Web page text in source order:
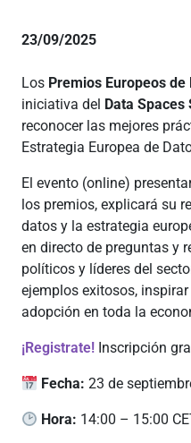
23/09/2025
Los Premios Europeos de
iniciativa del Data Spaces
reconocer las mejores
Estrategia Europea de
El evento (online)
los premios, explicará su
datos y la estrategia
en directo de preguntas y
políticos y líderes del
ejemplos exitosos,
adopción en toda la
¡Registrate! Inscripción
Fecha: 23 de
Hora: 14:00 – 15:00